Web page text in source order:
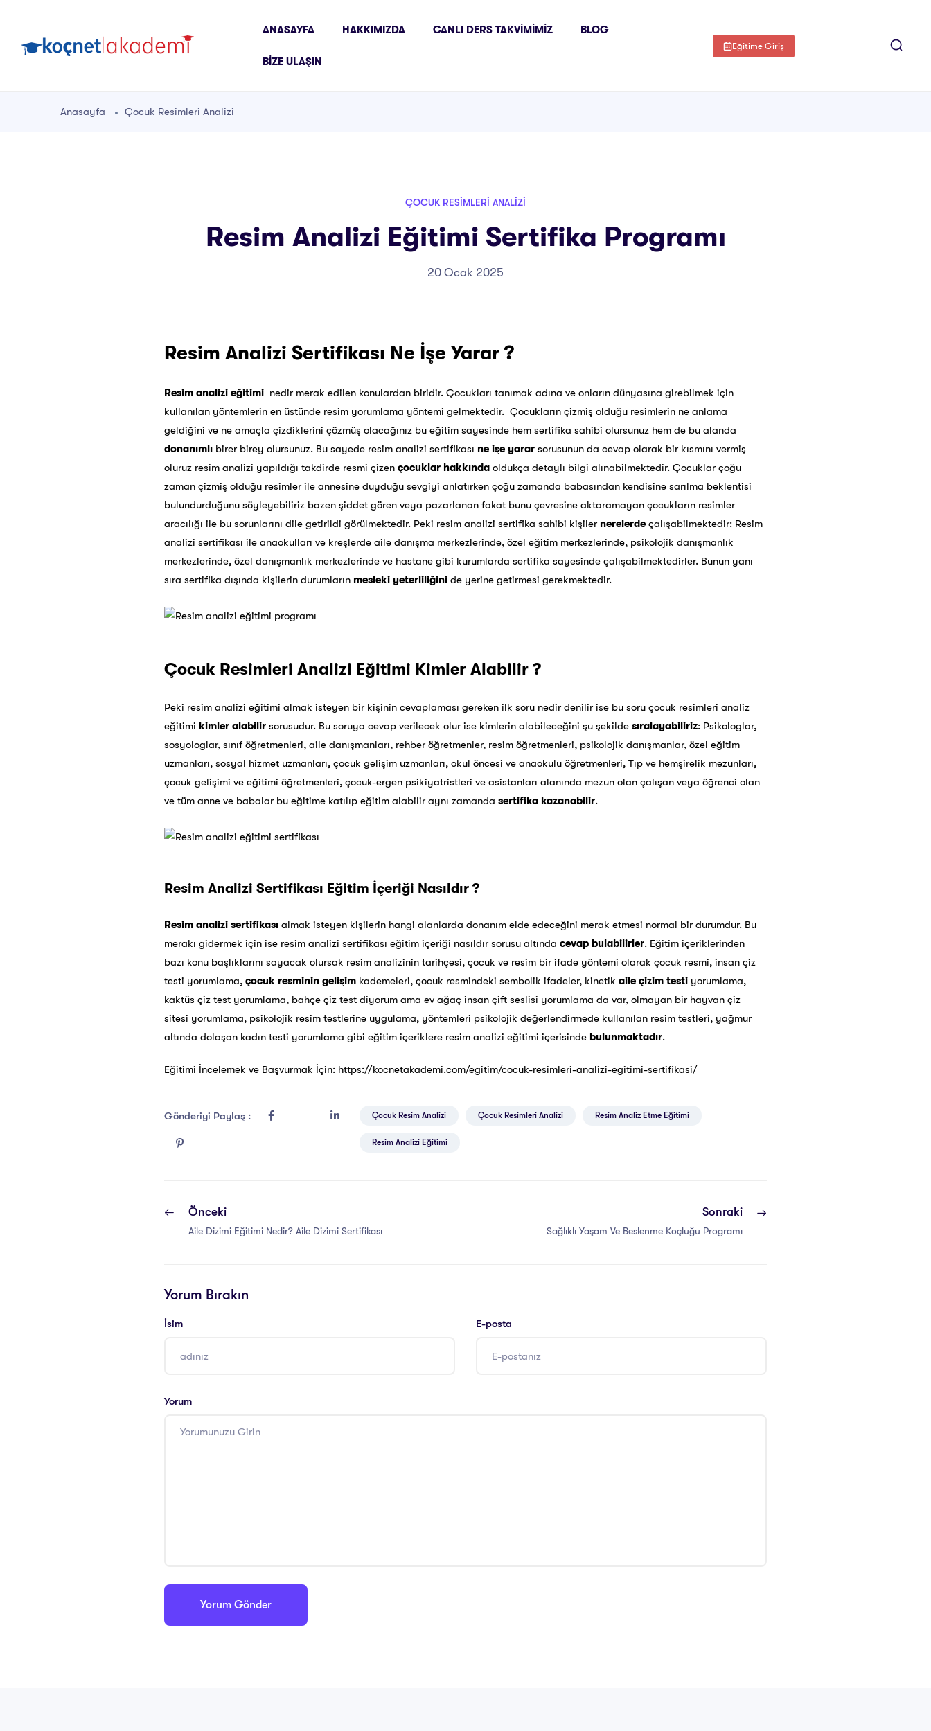
ANASAYFA HAKKIMIZDA CANLI DERS TAKVIMIMIZ BLOG
BIZE ULAŞIN
Eğitime Giriş
Anasayfa Çocuk Resimleri Analizi
ÇOCUK RESIMLERI ANALIZI
Resim Analizi Eğitimi Sertifika Programı
20 Ocak 2025
Resim Analizi Sertifikası Ne İşe Yarar ?
Resim analizi eğitimi nedir merak edilen konulardan biridir. Çocukları tanımak adına ve onların dünyasına girebilmek için
kullanılan yöntemlerin en üstünde resim yorumlama yöntemi gelmektedir. Çocukların çizmiş olduğu resimlerin ne anlama
geldiğini ve ne amaçla çizdiklerini çözmüş olacağınız bu eğitim sayesinde hem sertifika sahibi olursunuz hem de bu alanda
donanımlı birer birey olursunuz. Bu sayede resim analizi sertifikası ne işe yarar sorusunun da cevap olarak bir kısmını vermiş
oluruz resim analizi yapıldığı takdirde resmi çizen çocuklar hakkında oldukça detaylı bilgi alınabilmektedir. Çocuklar çoğu
zaman çizmiş olduğu resimler ile annesine duyduğu sevgiyi anlatırken çoğu zamanda babasından kendisine sarılma beklentisi
bulundurduğunu söyleyebiliriz bazen şiddet gören veya pazarlanan fakat bunu çevresine aktaramayan çocukların resimler
aracılığı ile bu sorunlarını dile getirildi görülmektedir. Peki resim analizi sertifika sahibi kişiler nerelerde çalışabilmektedir: Resim
analizi sertifikası ile anaokulları ve kreşlerde aile danışma merkezlerinde, özel eğitim merkezlerinde, psikolojik danışmanlık
merkezlerinde, özel danışmanlık merkezlerinde ve hastane gibi kurumlarda sertifika sayesinde çalışabilmektedirler. Bunun yanı
sıra sertifika dışında kişilerin durumların mesleki yeterliliğini de yerine getirmesi gerekmektedir.
Çocuk Resimleri Analizi Eğitimi Kimler Alabilir ?
Peki resim analizi eğitimi almak isteyen bir kişinin cevaplaması gereken ilk soru nedir denilir ise bu soru çocuk resimleri analiz
eğitimi kimler alabilir sorusudur. Bu soruya cevap verilecek olur ise kimlerin alabileceğini şu şekilde sıralayabiliriz: Psikologlar,
sosyologlar, sınıf öğretmenleri, aile danışmanları, rehber öğretmenler, resim öğretmenleri, psikolojik danışmanlar, özel eğitim
uzmanları, sosyal hizmet uzmanları, çocuk gelişim uzmanları, okul öncesi ve anaokulu öğretmenleri, Tıp ve hemşirelik mezunları,
çocuk gelişimi ve eğitimi öğretmenleri, çocuk-ergen psikiyatristleri ve asistanları alanında mezun olan çalışan veya öğrenci olan
ve tüm anne ve babalar bu eğitime katılıp eğitim alabilir aynı zamanda sertifika kazanabilir.
Resim Analizi Sertifikası Eğitim İçeriği Nasıldır ?
Resim analizi sertifikası almak isteyen kişilerin hangi alanlarda donanım elde edeceğini merak etmesi normal bir durumdur. Bu
merakı gidermek için ise resim analizi sertifikası eğitim içeriği nasıldır sorusu altında cevap bulabilirler. Eğitim içeriklerinden
bazı konu başlıklarını sayacak olursak resim analizinin tarihçesi, çocuk ve resim bir ifade yöntemi olarak çocuk resmi, insan çiz
testi yorumlama, çocuk resminin gelişim kademeleri, çocuk resmindeki sembolik ifadeler, kinetik aile çizim testi yorumlama,
kaktüs çiz test yorumlama, bahçe çiz test diyorum ama ev ağaç insan çift seslisi yorumlama da var, olmayan bir hayvan çiz
sitesi yorumlama, psikolojik resim testlerine uygulama, yöntemleri psikolojik değerlendirmede kullanılan resim testleri, yağmur
altında dolaşan kadın testi yorumlama gibi eğitim içeriklere resim analizi eğitimi içerisinde bulunmaktadır.
Eğitimi İncelemek ve Başvurmak İçin: https://kocnetakademi.com/egitim/cocuk-resimleri-analizi-egitimi-sertifikasi/
Gönderiyi Paylaş : Çocuk Resim Analizi Çocuk Resimleri Analizi Resim Analiz Etme Eğitimi
Resim Analizi Eğitimi
Önceki
Aile Dizimi Eğitimi Nedir? Aile Dizimi Sertifikası
Sonraki
Sağlıklı Yaşam Ve Beslenme Koçluğu Programı
Yorum Bırakın
İsim E-posta
Yorum